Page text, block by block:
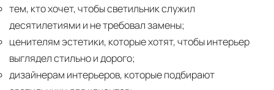
тем, кто хочет, чтобы светильник служил
десятилетиями и не требовал замены;
ценителям эстетики, которые хотят, чтобы интерьер
выглядел стильно и дорого;
дизайнерам интерьеров, которые подбирают